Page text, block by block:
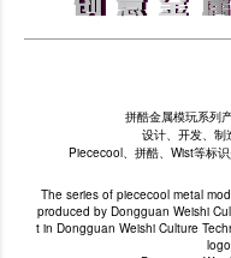
拼酷金属模玩系列
设计、开发、制
Piececool、拼酷、Wist等标
The series of piececool metal
produced by Dongguan Weishi
t in Dongguan Weishi Culture